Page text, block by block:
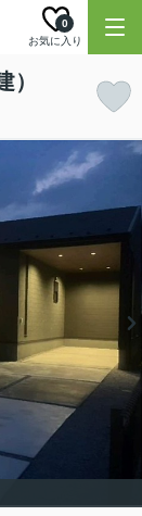
お気に入り
0